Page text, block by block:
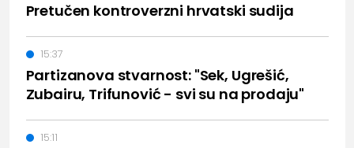
Pretučen kontroverzni hrvatski sudija
Partizanova stvarnost: "Sek, Ugrešić,
Zubairu, Trifunović - svi su na prodaju"
15:37
15:11